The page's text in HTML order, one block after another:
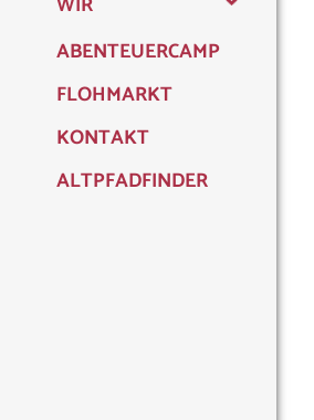
LEITUNG
SPARTEN
ELTERNRAT
HEIME
ABENTEUERCAMP
FLOHMARKT
KONTAKT
ALTPFADFINDER